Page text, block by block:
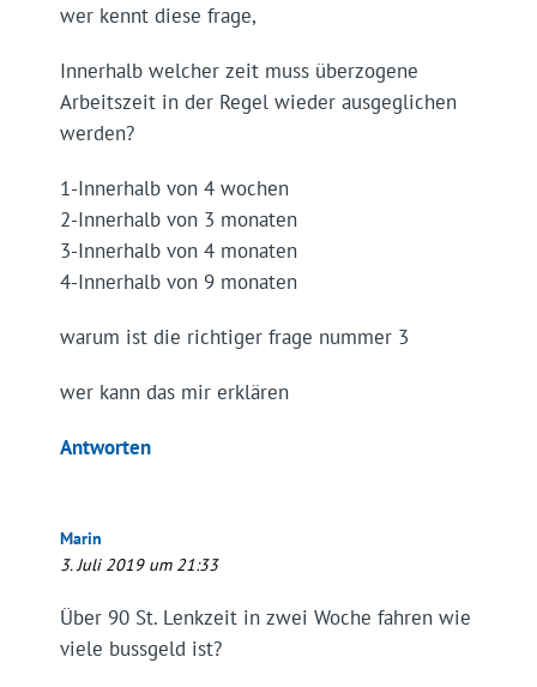
wer kennt diese frage,
Innerhalb welcher zeit muss überzogene
Arbeitszeit in der Regel wieder ausgeglichen
werden?
1-Innerhalb von 4 wochen
2-Innerhalb von 3 monaten
3-Innerhalb von 4 monaten
4-Innerhalb von 9 monaten
warum ist die richtiger frage nummer 3
wer kann das mir erklären
Antworten
Marin
3. Juli 2019 um 21:33
Über 90 St. Lenkzeit in zwei Woche fahren wie
viele bussgeld ist?